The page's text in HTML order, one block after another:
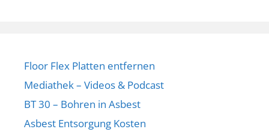
Floor Flex Platten entfernen
Mediathek – Videos & Podcast
BT 30 – Bohren in Asbest
Asbest Entsorgung Kosten